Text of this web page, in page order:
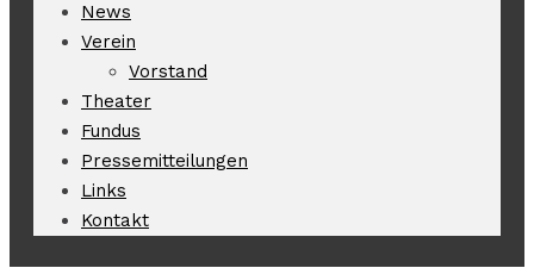
News
Verein
Vorstand
Theater
Fundus
Pressemitteilungen
Links
Kontakt